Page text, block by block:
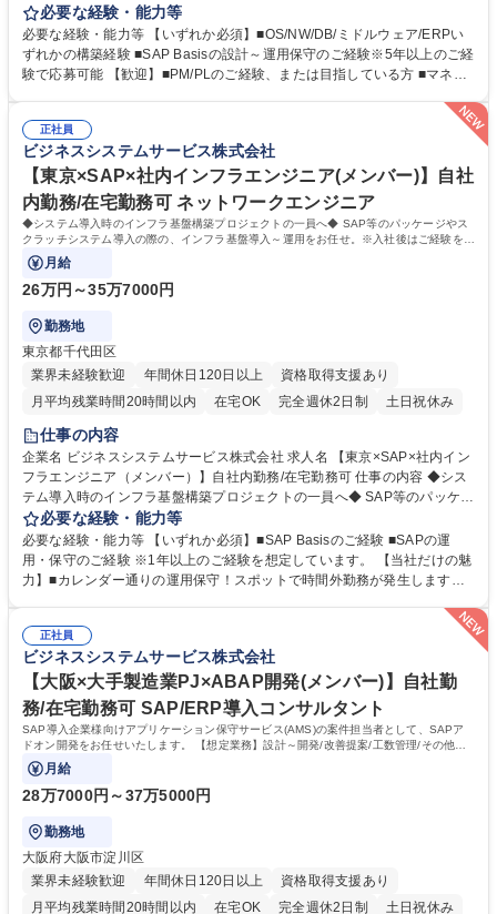
ある当社にて、SAPを中心とした各種パッケージやスクラッチシステムの
導入～運用までを案件管理者としてお任せいたします。 【業務詳細】■導
入時のインフラ構成に関する提案・設計・構築 ■導入済みシステムの運用
設計・運用 ■顧客・ベンダーへの対応 ■サイジング・工数の見積、新規構
【インフラエンジニア(PM/PL)】自社内勤務/リモート可/プライム上場G
必要な経験・能力等
必要な経験・能力等 【いずれか必須】■OS/NW/DB/ミドルウェア/ERPい
ずれかの構築経験 ■SAP Basisの設計～運用保守のご経験※5年以上のご経
験で応募可能 【歓迎】■PM/PLのご経験、または目指している方 ■マネジ
トで時間外勤務が発生しますが、基本は月～金・就業時間内での対応。■
常駐原則なし！自社勤務とテレワーク（週2～3程度）■大手企業案件多
数！お付き合いの長いクライアントが多くエンジニア意見も反映されやす
い ■適性や希望を元に案件にアサインするためキャリアを描きやすい環
境！ ■常に追加開発需要のあるERPのインフラを担っていることで事業安
定◎ 学歴・資格 学歴：大学院 大学 高専 短大 専修学校 高校 語学力： 資
格：
正社員
ビジネスシステムサービス株式会社
【東京×SAP×社内インフラエンジニア(メンバー)】自社
内勤務/在宅勤務可 ネットワークエンジニア
◆システム導入時のインフラ基盤構築プロジェクトの一員へ◆ SAP等のパッケージやス
クラッチシステム導入の際の、インフラ基盤導入～運用をお任せ。※入社後はご経験を活
かせる運用・保守からアサイン予定
月給
26万円～35万7000円
勤務地
東京都千代田区
業界未経験歓迎
年間休日120日以上
資格取得支援あり
月平均残業時間20時間以内
在宅OK 完全週休2日制 土日祝休み
仕事の内容
企業名 ビジネスシステムサービス株式会社 求人名 【東京×SAP×社内イン
フラエンジニア（メンバー）】自社内勤務/在宅勤務可 仕事の内容 ◆シス
テム導入時のインフラ基盤構築プロジェクトの一員へ◆ SAP等のパッケー
ジやスクラッチシステム導入の際の、インフラ基盤導入～運用をお任せ。
※入社後はご経験を活かせる運用・保守からアサイン予定 【詳細】●導入
時のインフラ構成の提案、設計、構築 ●導入済みシステムの運用設計及び
運用 等 【やりがい】■パッケージ構築～運用の様々なフェーズでインフラ
社のプライム案件開発フェーズに一部参画することで、システム理解を深
めた上で業務にアサインできます！ 募集職種 【東京×SAP×社内インフラ
エンジニア（メンバー）】自社内勤務/在宅勤務可
必要な経験・能力等
必要な経験・能力等 【いずれか必須】■SAP Basisのご経験 ■SAPの運
用・保守のご経験 ※1年以上のご経験を想定しています。 【当社だけの魅
力】■カレンダー通りの運用保守！スポットで時間外勤務が発生します
レワーク（週2～3程度）■大手企業案件多数！お付き合いの長いクライア
ントが多くエンジニア意見も反映されやすい ■適性や希望を元に案件にア
サインするためキャリアを描きやすい環境！ ■常に追加開発需要のあるER
Pのインフラを担っていることで事業安定◎ 学歴・資格 学歴：大学院 大
学 高専 短大 専修学校 高校 語学力： 資格：
正社員
ビジネスシステムサービス株式会社
【大阪×大手製造業PJ×ABAP開発(メンバー)】自社勤
務/在宅勤務可 SAP/ERP導入コンサルタント
SAP導入企業様向けアプリケーション保守サービス(AMS)の案件担当者として、SAPア
ドオン開発をお任せいたします。 【想定業務】設計～開発/改善提案/工数管理/その他案
件担当にかかる業務全般
月給
28万7000円～37万5000円
勤務地
大阪府大阪市淀川区
業界未経験歓迎
年間休日120日以上
資格取得支援あり
月平均残業時間20時間以内
在宅OK 完全週休2日制 土日祝休み